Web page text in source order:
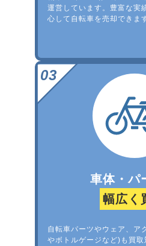
運営しています。豊富な実
心して自転車を売却できま
車体・パ
幅広く
自転車パーツやウェア、ア
やボトルゲージなど)も買取